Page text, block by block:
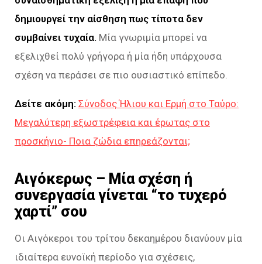
δημιουργεί την αίσθηση πως τίποτα δεν
συμβαίνει τυχαία. Μία γνωριμία μπορεί να
εξελιχθεί πολύ γρήγορα ή μία ήδη υπάρχουσα
σχέση να περάσει σε πιο ουσιαστικό επίπεδο.
Δείτε ακόμη: Σύνοδος Ήλιου και Ερμή στο Ταύρο:
Μεγαλύτερη εξωστρέφεια και έρωτας στο
προσκήνιο- Ποια ζώδια επηρεάζονται;
Αιγόκερως – Μία σχέση ή
συνεργασία γίνεται “το τυχερό
χαρτί” σου
Οι Αιγόκεροι του τρίτου δεκαημέρου διανύουν μία
ιδιαίτερα ευνοϊκή περίοδο για σχέσεις,